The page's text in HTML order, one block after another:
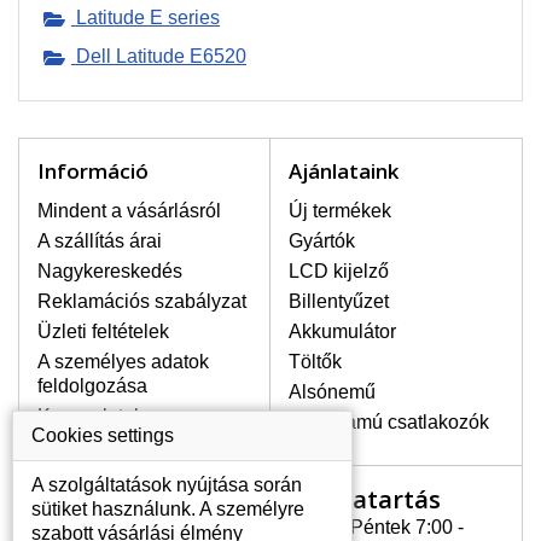
LEGMAGASABB MINŐSÉGŰ
kijelzőket tartunk, amelyek a
jótállás egész ideje alatt a pixelek
hibásodása nélkül, teljesítik az
A+ minőségi kategória igényes
HOGYAN TUDJA MEGÁLLAPÍTANI
MILYEN KIJELZŐ SZÜKSÉGES A
LAPTOPJÁHOZ?
A kijelzőt a laptop modeljle alapján lehet
kikeresni, amely megjelölés megtalálható
a laptop alulsó részén található címkén
vagy az akkumulátor alatt. Rendszerint
ábrázolva van egy keretben vagy a
billentyűzetnél a vázon is. Abban az
esetben, amennyiben a sérült vagy
megrepedt kijelző le van szerelve, a típus
Latitude E series
Dell Latitude E6520
Információ
Mindent a vásárlásról
A szállítás árai
Nagykereskedés
Reklamációs szabályzat
Üzleti feltételek
A személyes adatok
feldolgozása
Kapcsolatok
Ajánlataink
Új termékek
Gyártók
LCD kijelző
Billentyűzet
Akkumulátor
Töltők
Alsónemű
Erősáramú csatlakozók
Az Ön számlája Nyitvatartás
Hétfõ - Péntek 7:00 -
Cookies settings
A szolgáltatások nyújtása során
sütiket használunk. A személyre
szabott vásárlási élmény